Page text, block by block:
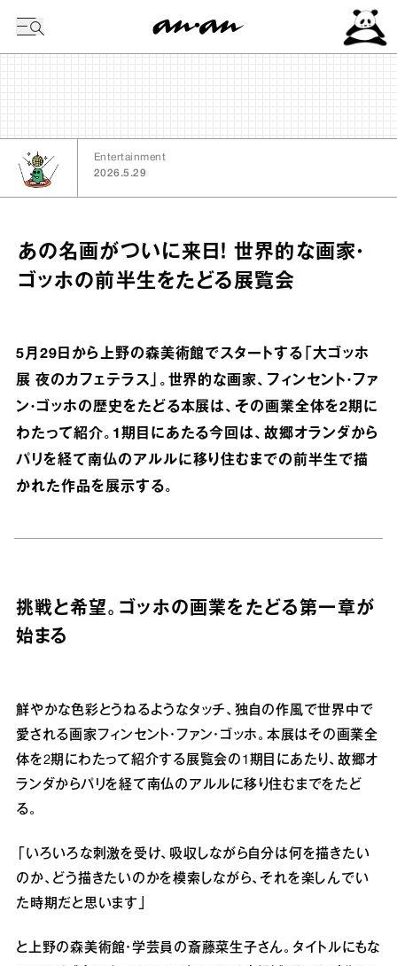
Entertainment
2026.5.29
あの名画がついに来日！ 世界的な画家・
ゴッホの前半生をたどる展覧会
5月29日から上野の森美術館でスタートする「大ゴッホ
展 夜のカフェテラス」。世界的な画家、フィンセント・ファ
ン・ゴッホの歴史をたどる本展は、その画業全体を2期に
わたって紹介。1期目にあたる今回は、故郷オランダから
パリを経て南仏のアルルに移り住むまでの前半生で描
かれた作品を展示する。
挑戦と希望。ゴッホの画業をたどる第一章が
始まる
鮮やかな色彩とうねるようなタッチ、独自の作風で世界中で
愛される画家フィンセント・ファン・ゴッホ。本展はその画業全
体を2期にわたって紹介する展覧会の1期目にあたり、故郷オ
ランダからパリを経て南仏のアルルに移り住むまでをたど
る。
「いろいろな刺激を受け、吸収しながら自分は何を描きたい
のか、どう描きたいのかを模索しながら、それを楽しんでい
た時期だと思います」
と上野の森美術館・学芸員の斎藤菜生子さん。タイトルにもな